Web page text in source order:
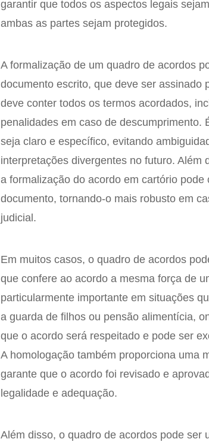
garantir que todos os aspectos legais
ambas as partes sejam protegidos.
A formalização de um quadro de acordos
documento escrito, que deve ser assinado
deve conter todos os termos acordados,
penalidades em caso de descumprimento.
seja claro e específico, evitando
interpretações divergentes no futuro. Além
a formalização do acordo em cartório
documento, tornando-o mais robusto em
judicial.
Em muitos casos, o quadro de acordos
que confere ao acordo a mesma força de
particularmente importante em situações
a guarda de filhos ou pensão alimentícia,
que o acordo será respeitado e pode ser
A homologação também proporciona uma
garante que o acordo foi revisado e
legalidade e adequação.
Além disso, o quadro de acordos pode ser